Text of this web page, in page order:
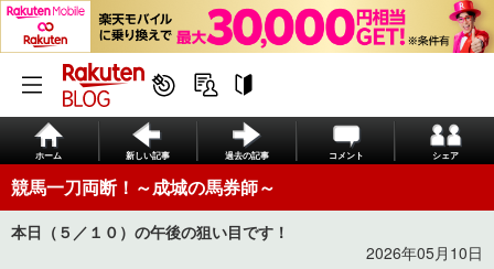
ホーム 新しい記事 過去の記事 コメント シェア
競馬一刀両断！～成城の馬券師～
本日（５／１０）の午後の狙い目です！
2026年05月10日